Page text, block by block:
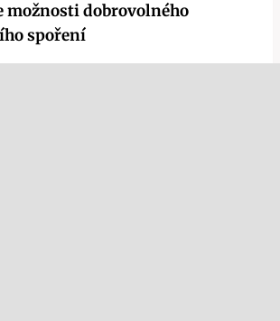
možnosti dobrovolného
spoření